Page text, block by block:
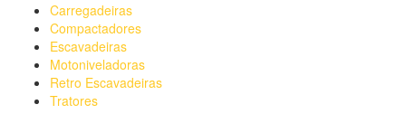
Carregadeiras
Compactadores
Escavadeiras
Motoniveladoras
Retro Escavadeiras
Tratores